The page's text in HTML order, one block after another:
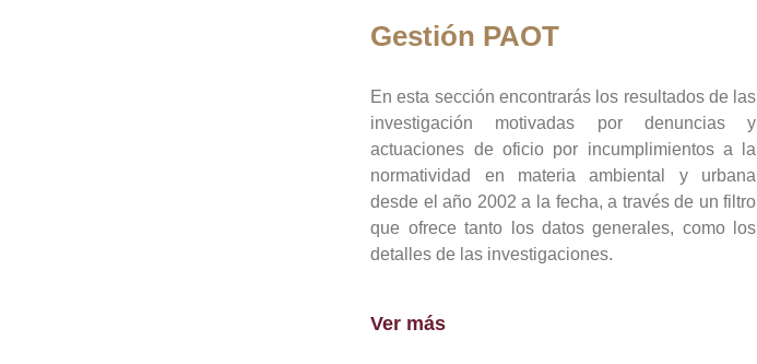
Gestión PAOT
En esta sección encontrarás los resultados de las
investigación motivadas por denuncias y
actuaciones de oficio por incumplimientos a la
normatividad en materia ambiental y urbana
desde el año 2002 a la fecha, a través de un filtro
que ofrece tanto los datos generales, como los
detalles de las investigaciones.
Ver más